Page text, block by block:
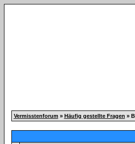
Vermisstenforum » Häufig gestellte Fragen »